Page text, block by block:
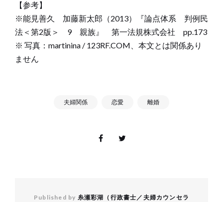
【参考】
※能見善久 加藤新太郎（2013）『論点体系 判例民
法＜第2版＞ 9 親族』 第一法規株式会社 pp.173
※ 写真：martinina / 123RF.COM、本文とは関係あり
ません
夫婦関係 恋愛 離婚
Published by 糸瀬彩湖（行政書士／夫婦カウンセラ